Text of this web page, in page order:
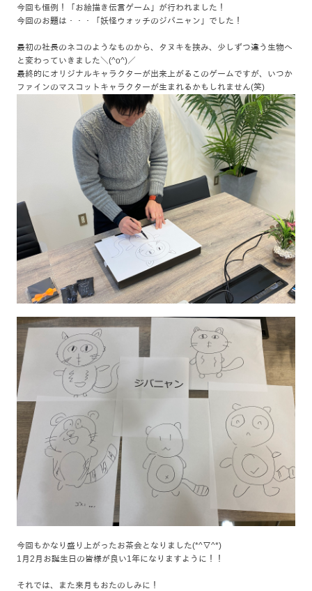
今回も恒例！「お絵描き伝言ゲーム」が行われました！
今回のお題は・・・「妖怪ウォッチのジバニャン」でした！
最初の社長のネコのようなものから、タヌキを挟み、少しずつ違う生物へ
と変わっていきました＼(^o^)／
最終的にオリジナルキャラクターが出来上がるこのゲームですが、いつか
ファインのマスコットキャラクターが生まれるかもしれません(笑)
今回もかなり盛り上がったお茶会となりました(*^▽^*)
1月2月お誕生日の皆様が良い1年になりますように！！
それでは、また来月もおたのしみに！